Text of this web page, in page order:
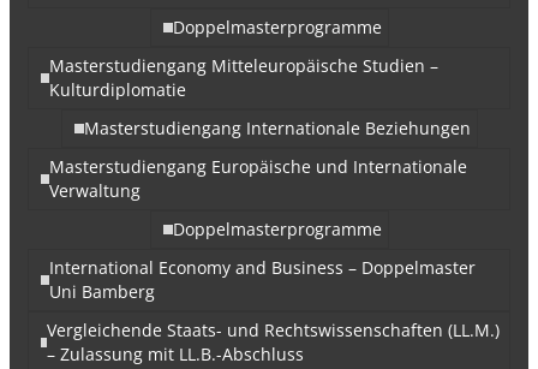
Doppelmasterprogramme
Masterstudiengang Mitteleuropäische Studien –
Kulturdiplomatie
Masterstudiengang Internationale Beziehungen
Masterstudiengang Europäische und Internationale
Verwaltung
Doppelmasterprogramme
International Economy and Business – Doppelmaster
Uni Bamberg
Vergleichende Staats- und Rechtswissenschaften (LL.M.)
– Zulassung mit LL.B.-Abschluss